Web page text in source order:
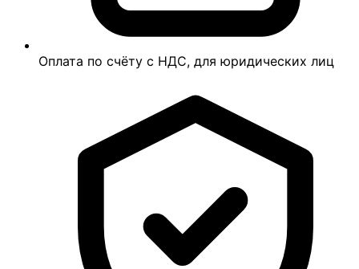
Оплата по счёту с НДС, для юридических лиц